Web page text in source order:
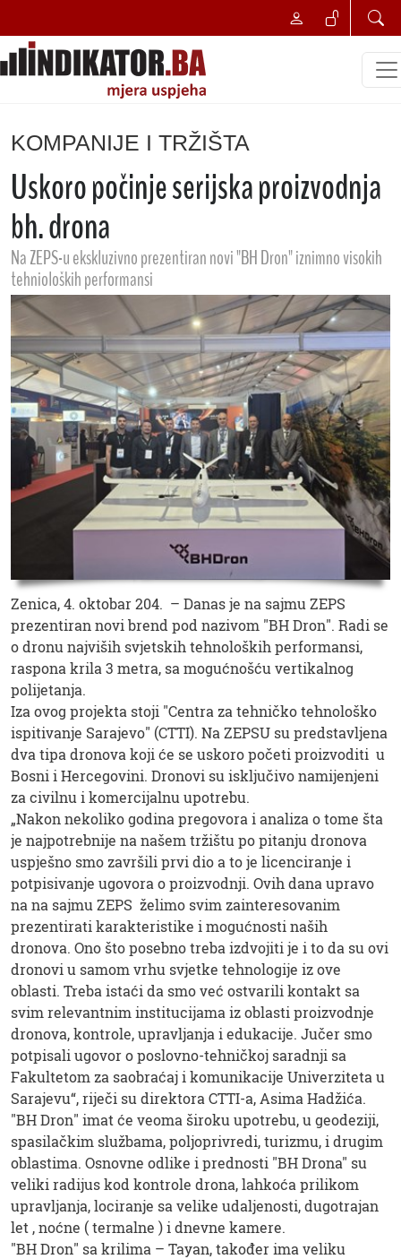
KOMPANIJE I TRŽIŠTA
Uskoro počinje serijska proizvodnja
bh. drona
Na ZEPS-u ekskluzivno prezentiran novi "BH Dron" iznimno visokih
tehnioloških performansi
Zenica, 4. oktobar 204. – Danas je na sajmu ZEPS
prezentiran novi brend pod nazivom "BH Dron". Radi se
o dronu najviših svjetskih tehnoloških performansi,
raspona krila 3 metra, sa mogućnošću vertikalnog
polijetanja.
Iza ovog projekta stoji "Centra za tehničko tehnološko
ispitivanje Sarajevo" (CTTI). Na ZEPSU su predstavljena
dva tipa dronova koji će se uskoro početi proizvoditi u
Bosni i Hercegovini. Dronovi su isključivo namijenjeni
za civilnu i komercijalnu upotrebu.
„Nakon nekoliko godina pregovora i analiza o tome šta
je najpotrebnije na našem tržištu po pitanju dronova
uspješno smo završili prvi dio a to je licenciranje i
potpisivanje ugovora o proizvodnji. Ovih dana upravo
na na sajmu ZEPS želimo svim zainteresovanim
prezentirati karakteristike i mogućnosti naših
dronova. Ono što posebno treba izdvojiti je i to da su ovi
dronovi u samom vrhu svjetke tehnologije iz ove
oblasti. Treba istaći da smo već ostvarili kontakt sa
svim relevantnim institucijama iz oblasti proizvodnje
dronova, kontrole, upravljanja i edukacije. Jučer smo
potpisali ugovor o poslovno-tehničkoj saradnji sa
Fakultetom za saobraćaj i komunikacije Univerziteta u
Sarajevu“, riječi su direktora CTTI-a, Asima Hadžića.
"BH Dron" imat će veoma široku upotrebu, u geodeziji,
spasilačkim službama, poljoprivredi, turizmu, i drugim
oblastima. Osnovne odlike i prednosti "BH Drona" su
veliki radijus kod kontrole drona, lahkoća prilikom
upravljanja, lociranje sa velike udaljenosti, dugotrajan
let , noćne ( termalne ) i dnevne kamere.
"BH Dron" sa krilima – Tayan, također ima veliku